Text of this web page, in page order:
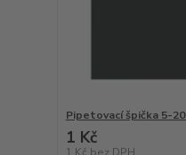
Pipetovací špička 5-
1 Kč